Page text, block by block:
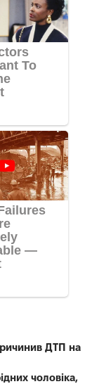
ДТП на
чоловіка,